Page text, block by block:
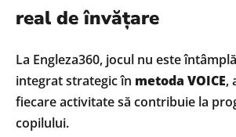
real de învățare
La Engleza360, jocul nu este
integrat strategic în metoda VOICE,
fiecare activitate să contribuie la
copilului.